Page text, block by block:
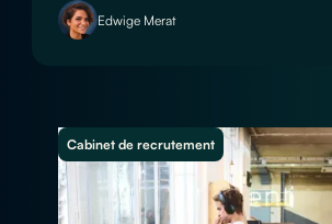
Edwige Merat
Cabinet de recrutement